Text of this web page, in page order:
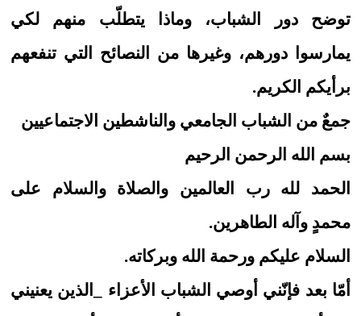
توضح دور الشباب، وماذا يتطلّب منهم لكي
يمارسوا دورهم، وغيرها من النصائح التي تنفعهم
برأيكم الكريم.
جمعٌ من الشباب الجامعي والناشطين الاجتماعيين
بسم الله الرحمن الرحيم
الحمد لله رب العالمين والصلاة والسلام على
محمدٍ وآله الطاهرين.
السلام عليكم ورحمة الله وبركاته.
أمّا بعد فإنّني أوصي الشباب الأعزاء _الذين يعنيني